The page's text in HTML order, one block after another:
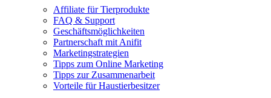
Affiliate für Tierprodukte
FAQ & Support
Geschäftsmöglichkeiten
Partnerschaft mit Anifit
Marketingstrategien
Tipps zum Online Marketing
Tipps zur Zusammenarbeit
Vorteile für Haustierbesitzer